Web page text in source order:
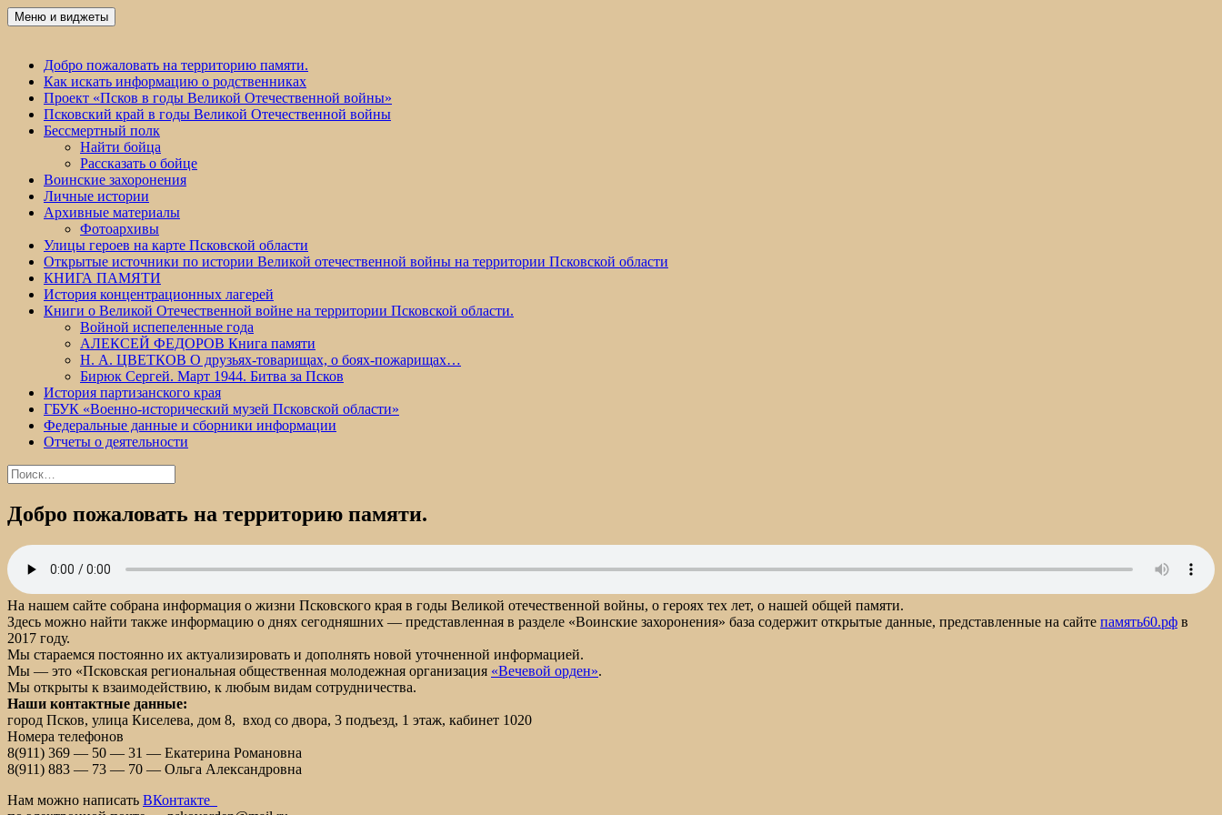
Перейти
к
Победа 60
Меню и виджеты
Добро пожаловать на территорию памяти.
Как искать информацию о родственниках
Проект «Псков в годы Великой Отечественной войны»
Псковский край в годы Великой Отечественной войны
Бессмертный полк
Найти бойца
Рассказать о бойце
Воинские захоронения
Личные истории
Архивные материалы
Фотоархивы
Улицы героев на карте Псковской области
Открытые источники по истории Великой отечественной войны на территории Псковской области
КНИГА ПАМЯТИ
История концентрационных лагерей
Книги о Великой Отечественной войне на территории Псковской области.
Войной испепеленные года
АЛЕКСЕЙ ФЕДОРОВ Книга памяти
Н. А. ЦВЕТКОВ О друзьях-товарищах, о боях-пожарищах…
Бирюк Сергей. Март 1944. Битва за Псков
История партизанского края
ГБУК «Военно-исторический музей Псковской области»
Федеральные данные и сборники информации
Отчеты о деятельности
Найти:
Добро пожаловать на территорию памяти.
На нашем сайте собрана информация о жизни Псковского края в годы Великой отечественной войны, о героях тех лет, о нашей общей памяти.
Здесь можно найти также информацию о днях сегодняшних — представленная в разделе «Воинские захоронения» база содержит открытые данные, представленные на сайте память60.рф в
2017 году.
Мы стараемся постоянно их актуализировать и дополнять новой уточненной информацией.
Мы — это «Псковская региональная общественная молодежная организация «Вечевой орден».
Мы открыты к взаимодействию, к любым видам сотрудничества.
Наши контактные данные:
город Псков, улица Киселева, дом 8, вход со двора, 3 подъезд, 1 этаж, кабинет 1020
Номера телефонов
8(911) 369 — 50 — 31 — Екатерина Романовна
8(911) 883 — 73 — 70 — Ольга Александровна
Нам можно написать ВКонтакте